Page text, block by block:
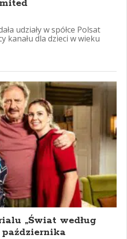
udziały w spółce Polsat
kanału dla dzieci w wieku
„Świat według